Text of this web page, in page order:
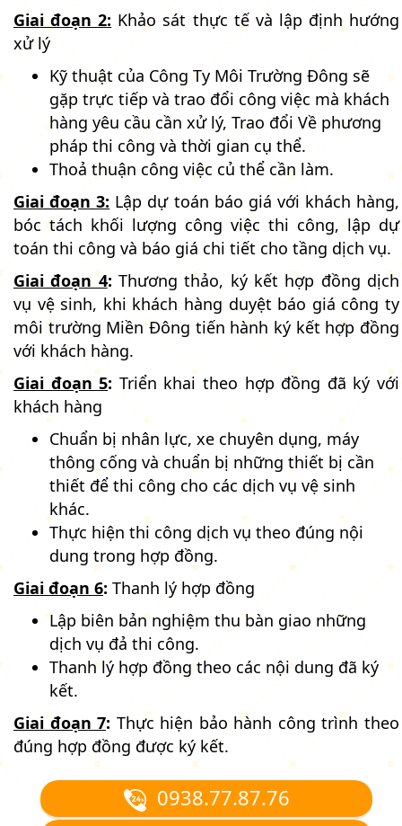
Giai đoạn 2: Khảo sát thực tế và lập định hướng
xử lý
Kỹ thuật của Công Ty Môi Trường Đông sẽ
gặp trực tiếp và trao đổi công việc mà khách
hàng yêu cầu cần xử lý, Trao đổi Về phương
pháp thi công và thời gian cụ thể.
Thoả thuận công việc củ thể cần làm.
Giai đoạn 3: Lập dự toán báo giá với khách hàng,
bóc tách khối lượng công việc thi công, lập dự
toán thi công và báo giá chi tiết cho tầng dịch vụ.
Giai đoạn 4: Thương thảo, ký kết hợp đồng dịch
vụ vệ sinh, khi khách hàng duyệt báo giá công ty
môi trường Miền Đông tiến hành ký kết hợp đồng
với khách hàng.
Giai đoạn 5: Triển khai theo hợp đồng đã ký với
khách hàng
Chuẩn bị nhân lực, xe chuyên dụng, máy
thông cống và chuẩn bị những thiết bị cần
thiết để thi công cho các dịch vụ vệ sinh
khác.
Thực hiện thi công dịch vụ theo đúng nội
dung trong hợp đồng.
Giai đoạn 6: Thanh lý hợp đồng
Lập biên bản nghiệm thu bàn giao những
dịch vụ đả thi công.
Thanh lý hợp đồng theo các nội dung đã ký
kết.
Giai đoạn 7: Thực hiện bảo hành công trình theo
đúng hợp đồng được ký kết.
0938.77.87.76